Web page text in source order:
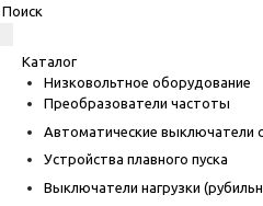
Каталог
Низковольтное оборудование
Преобразователи частоты
Автоматические выключатели
Устройства плавного пуска
Выключатели нагрузки